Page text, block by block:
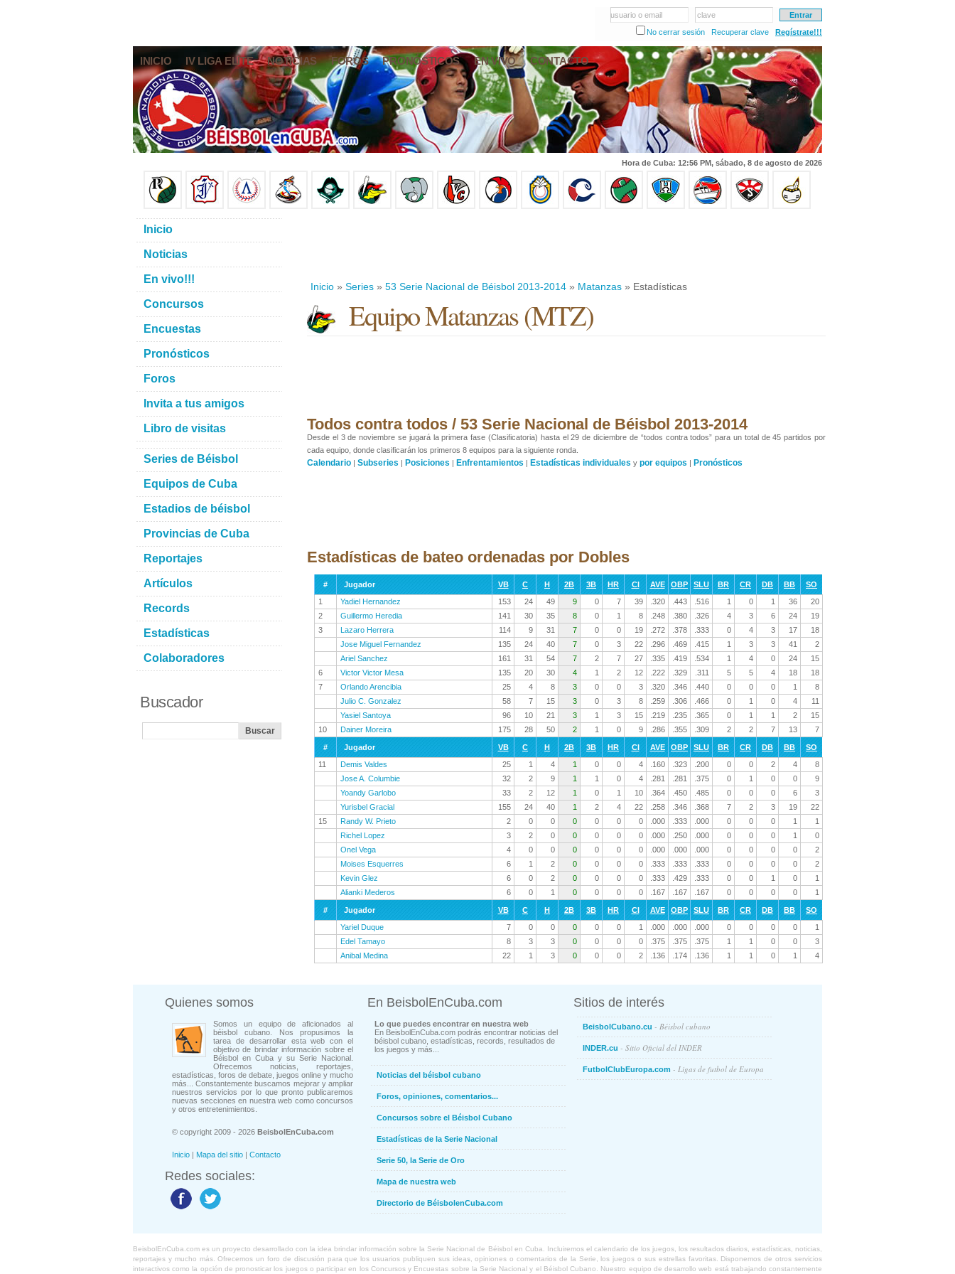
usuario o email
clave
No cerrar sesión
Recuperar clave Regístrate!!!
INICIO IV LIGA ELITE NOTICIAS FOROS PRONÓSTICOS EN VIVO CONTACTO
Hora de Cuba: 12:56 PM, sábado, 8 de agosto de 2026
Inicio » Series » 53 Serie Nacional de Béisbol 2013-2014 » Matanzas » Estadísticas
Equipo Matanzas (MTZ)
Todos contra todos / 53 Serie Nacional de Béisbol 2013-2014
Desde el 3 de noviembre se jugará la primera fase (Clasificatoria) hasta el 29 de diciembre de “todos contra todos” para un total de 45 partidos por
cada equipo, donde clasificarán los primeros 8 equipos para la siguiente ronda.
Calendario | Subseries | Posiciones | Enfrentamientos | Estadísticas individuales y por equipos | Pronósticos
Estadísticas de bateo ordenadas por Dobles
# Jugador VB C H 2B 3B HR CI AVE OBP SLU BR CR DB BB
SO
1
Yadiel Hernandez 153 24 49 9 0 7 39 .320 .443 .516 1 0 1 36
20
2
Guillermo Heredia 141 30 35 8 0 1 8 .248 .380 .326 4 3 6 24
19
3
Lazaro Herrera 114 9 31 7 0 0 19 .272 .378 .333 0 4 3 17
18
Jose Miguel Fernandez
135 24 40 7 0 3 22 .296 .469 .415 1 3 3 41
2
Ariel Sanchez
161 31 54 7 2 7 27 .335 .419 .534 1 4 0 24
15
6
Victor Victor Mesa 135 20 30 4 1 2 12 .222 .329 .311 5 5 4 18
18
7
Orlando Arencibia 25 4 8 3 0 0 3 .320 .346 .440 0 0 0 1
8
Julio C. Gonzalez
58 7 15 3 0 3 8 .259 .306 .466 0 1 0 4
11
Yasiel Santoya
96 10 21 3 1 3 15 .219 .235 .365 0 1 1 2
15
10
Dainer Moreira 175 28 50 2 1 0 9 .286 .355 .309 2 2 7 13 7
# Jugador VB C H 2B 3B HR CI AVE OBP SLU BR CR DB BB
SO
11
Demis Valdes 25 1 4 1 0 0 4 .160 .323 .200 0 0 2 4
8
Jose A. Columbie
32 2 9 1 1 0 4 .281 .281 .375 0 1 0 0
9
Yoandy Garlobo
33 2 12 1 0 1 10 .364 .450 .485 0 0 0 6
3
Yurisbel Gracial
155 24 40 1 2 4 22 .258 .346 .368 7 2 3 19
22
15
Randy W. Prieto 2 0 0 0 0 0 0 .000 .333 .000 0 0 0 1
1
Richel Lopez
3 2 0 0 0 0 0 .000 .250 .000 0 0 0 1
0
Onel Vega
4 0 0 0 0 0 0 .000 .000 .000 0 0 0 0
2
Moises Esquerres
6 1 2 0 0 0 0 .333 .333 .333 0 0 0 0
2
Kevin Glez
6 0 2 0 0 0 0 .333 .429 .333 0 0 1 0
1
Alianki Mederos
6 0 1 0 0 0 0 .167 .167 .167 0 0 0 0 1
# Jugador VB C H 2B 3B HR CI AVE OBP SLU BR CR DB BB
SO
Yariel Duque
7 0 0 0 0 0 1 .000 .000 .000 0 0 0 0
1
Edel Tamayo
8 3 3 0 0 0 0 .375 .375 .375 1 1 0 0
3
Anibal Medina
22 1 3 0 0 0 2 .136 .174 .136 1 1 0 1 4
Inicio
Noticias
En vivo!!!
Concursos
Encuestas
Pronósticos
Foros
Invita a tus amigos
Libro de visitas
Series de Béisbol
Equipos de Cuba
Estadios de béisbol
Provincias de Cuba
Reportajes
Artículos
Records
Estadísticas
Colaboradores
Buscador
Quienes somos
Somos un equipo de aficionados al
béisbol cubano. Nos propusimos la
tarea de desarrollar esta web con el
objetivo de brindar información sobre el
Béisbol en Cuba y su Serie Nacional.
Ofrecemos noticias, reportajes,
estadísticas, foros de debate, juegos online y mucho
más... Constantemente buscamos mejorar y ampliar
nuestros servicios por lo que pronto publicaremos
nuevas secciones en nuestra web como concursos
y otros entretenimientos.
© copyright 2009 - 2026 BeisbolEnCuba.com
Inicio | Mapa del sitio | Contacto
Redes sociales:
En BeisbolEnCuba.com
Lo que puedes encontrar en nuestra web
En BeisbolEnCuba.com podrás encontrar noticias del
béisbol cubano, estadísticas, records, resultados de
los juegos y más...
Noticias del béisbol cubano
Foros, opiniones, comentarios...
Concursos sobre el Béisbol Cubano
Estadísticas de la Serie Nacional
Serie 50, la Serie de Oro
Mapa de nuestra web
Directorio de BéisbolenCuba.com
Sitios de interés
BeisbolCubano.cu - Béisbol cubano
INDER.cu - Sitio Oficial del INDER
FutbolClubEuropa.com - Ligas de futbol de Europa
BeisbolEnCuba.com es un proyecto desarrollado con la idea brindar información sobre la Serie Nacional de Béisbol en Cuba. Incluiremos el calendario de los juegos, los resultados diarios, estadísticas, noticias,
reportajes y mucho más. Ofrecemos un foro de discusión para que los usuarios publiquen sus ideas, opiniones o comentarios de la Serie, los juegos o sus estrellas favoritas. Disponemos de otros servicios
interactivos como la opción de pronosticar los juegos o participar en los Concursos y Encuestas sobre la Serie Nacional y el Béisbol Cubano. Nuestro equipo de desarrollo web está trabajando constantemente